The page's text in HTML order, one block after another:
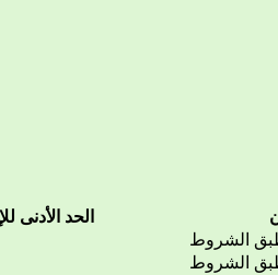
الحد الأدنى
الشروط
الشروط